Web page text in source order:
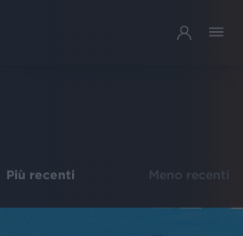
Più recenti Meno recenti